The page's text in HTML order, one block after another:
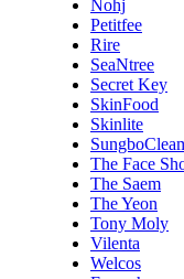
Nohj
Petitfee
Rire
SeaNtree
Secret Key
SkinFood
Skinlite
The Face
The Saem
The Yeon
Tony Moly
Vilenta
Welcos